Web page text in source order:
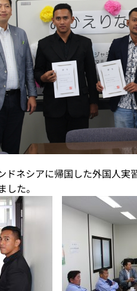
ドネシアに帰国した外国人
た。